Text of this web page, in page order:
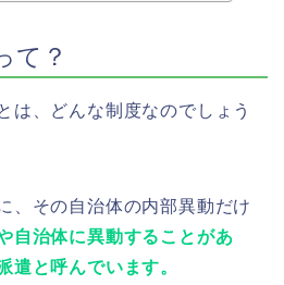
て？
は、どんな制度なのでしょう
、その自治体の内部異動だけ
自治体に異動することがあ
遣と呼んでいます。